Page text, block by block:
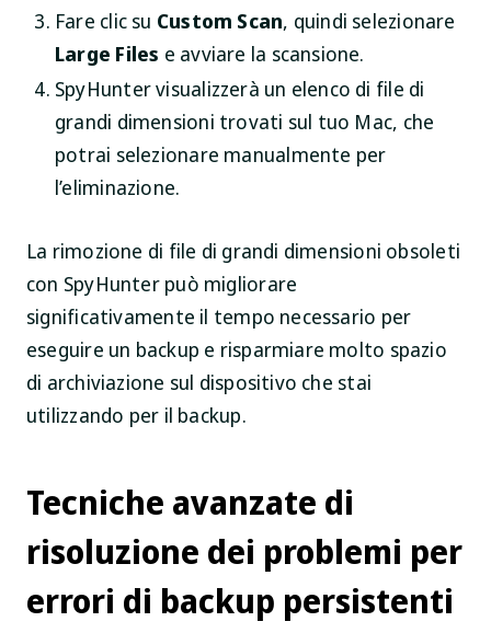
Fare clic su Custom Scan, quindi selezionare
Large Files e avviare la scansione.
SpyHunter visualizzerà un elenco di file di
grandi dimensioni trovati sul tuo Mac, che
potrai selezionare manualmente per
l’eliminazione.
La rimozione di file di grandi dimensioni obsoleti
con SpyHunter può migliorare
significativamente il tempo necessario per
eseguire un backup e risparmiare molto spazio
di archiviazione sul dispositivo che stai
utilizzando per il backup.
Tecniche avanzate di
risoluzione dei problemi per
errori di backup persistenti